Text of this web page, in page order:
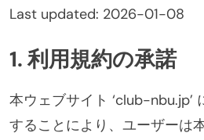
Last updated: 2026-01-08
1. 利用規約の承諾
本ウェブサイト ‘club-nbu.jp’
することにより、ユーザーは